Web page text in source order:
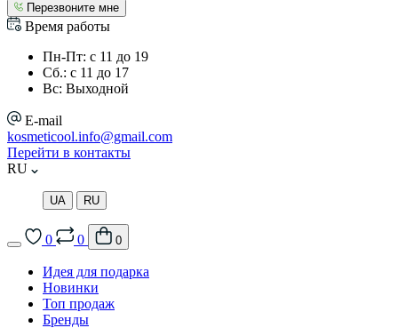
Перезвоните мне
Время работы
Пн-Пт: с 11 до 19
Сб.: с 11 до 17
Вс: Выходной
E-mail
kosmeticool.info@gmail.com
Перейти в контакты
RU
UA RU
0 0 0
Идея для подарка
Новинки
Топ продаж
Бренды